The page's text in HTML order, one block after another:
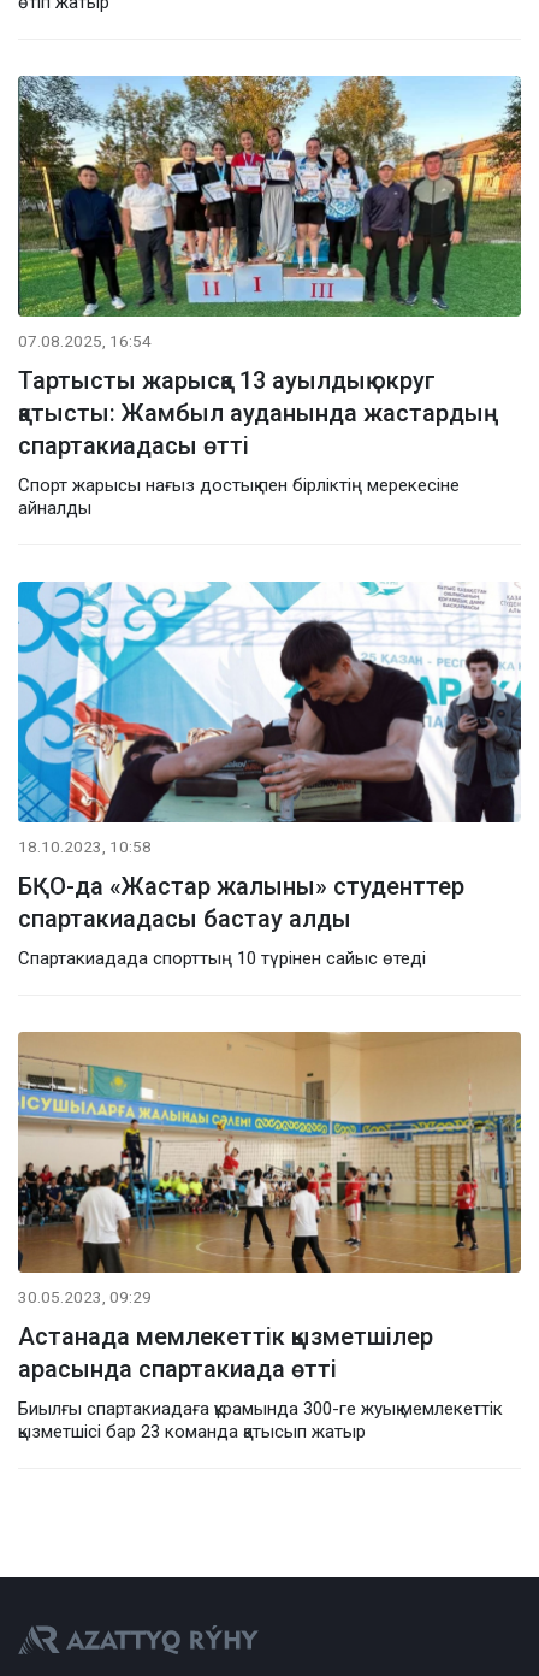
07.08.2025, 16:54
Тартысты жарысқа 13 ауылдық округ
қатысты: Жамбыл ауданында жастардың
спартакиадасы өтті
Спорт жарысы нағыз достық пен бірліктің мерекесіне
айналды
18.10.2023, 10:58
БҚО-да «Жастар жалыны» студенттер
спартакиадасы бастау алды
Спартакиадада спорттың 10 түрінен сайыс өтеді
30.05.2023, 09:29
Астанада мемлекеттік қызметшілер
арасында спартакиада өтті
Биылғы спартакиадаға құрамында 300-ге жуық мемлекеттік
қызметшісі бар 23 команда қатысып жатыр